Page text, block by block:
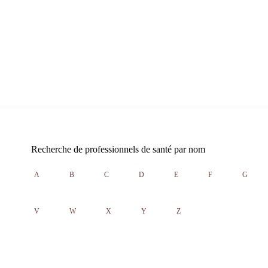
Recherche de professionnels de santé par nom
A B C D E F G
V W X Y Z